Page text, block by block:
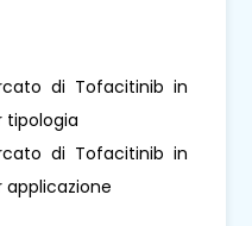
di Tofacitinib in
tipologia
di Tofacitinib in
applicazione